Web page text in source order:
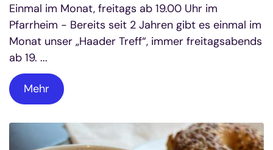
Einmal im Monat, freitags ab 19.00 Uhr im
Pfarrheim - Bereits seit 2 Jahren gibt es einmal im
Monat unser „Haader Treff“, immer freitagsabends
ab 19. ...
Mehr